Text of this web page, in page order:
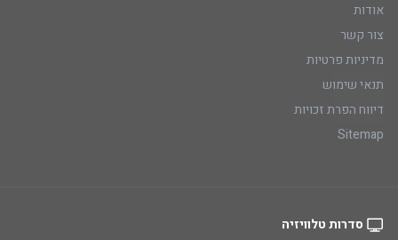
אודות
צור קשר
מדיניות פרטיות
תנאי שימוש
דיווח הפרת זכויות
Sitemap
סדרות טלוויזיה